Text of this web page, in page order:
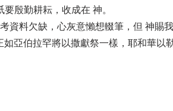
勤耕耘，收成在 神。
欠缺，心灰意懶想輟筆，但 神賜
亞伯拉罕將以撒獻祭一樣，耶和華以勒